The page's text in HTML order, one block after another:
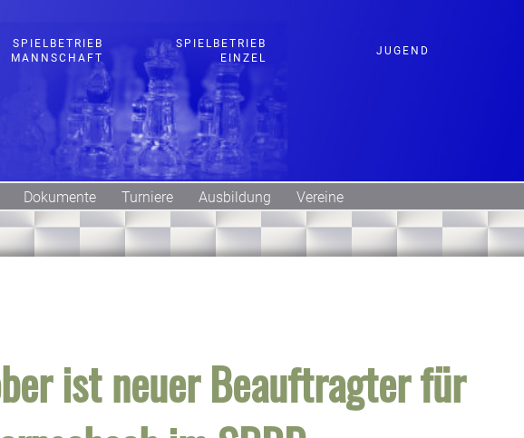
SPIELBETRIEB
MANNSCHAFT
SPIELBETRIEB
EINZEL
JUGEND
Dokumente Turniere Ausbildung Vereine
ist neuer Beauftragter für